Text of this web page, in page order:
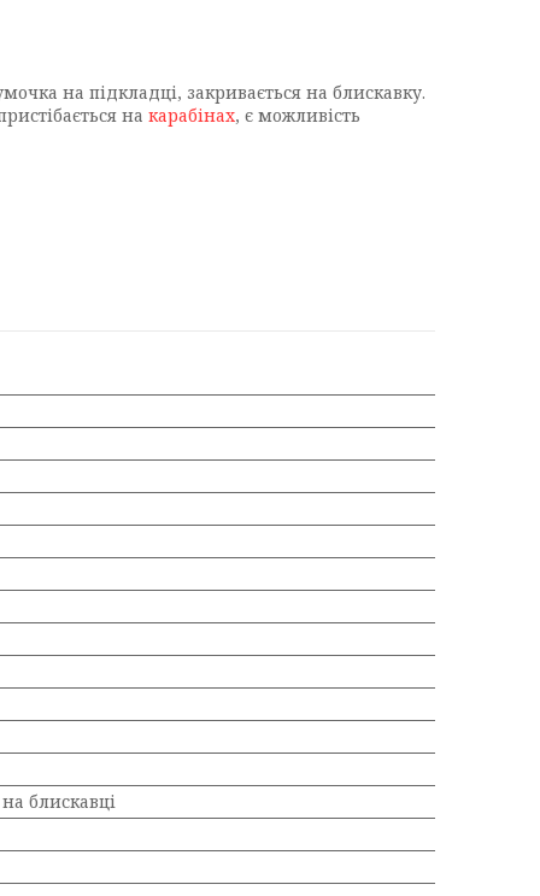
на підкладці, закривається на блискавку.
на карабінах, є можливість
блискавці